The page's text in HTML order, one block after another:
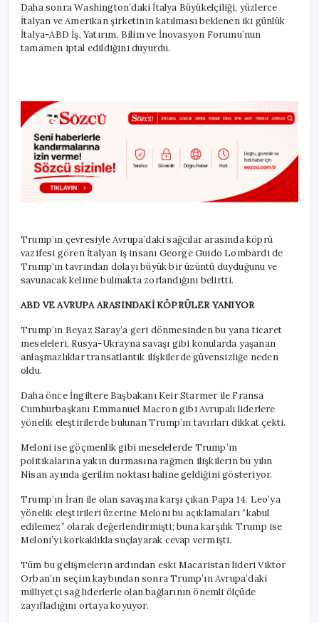
Daha sonra Washington’daki İtalya Büyükelçiliği, yüzlerce
İtalyan ve Amerikan şirketinin katılması beklenen iki günlük
İtalya-ABD İş, Yatırım, Bilim ve İnovasyon Forumu’nun
tamamen iptal edildiğini duyurdu.
Trump’ın çevresiyle Avrupa’daki sağcılar arasında köprü
vazifesi gören İtalyan iş insanı George Guido Lombardi de
Trump’ın tavrından dolayı büyük bir üzüntü duyduğunu ve
savunacak kelime bulmakta zorlandığını belirtti.
ABD VE AVRUPA ARASINDAKİ KÖPRÜLER YANIYOR
Trump’ın Beyaz Saray’a geri dönmesinden bu yana ticaret
meseleleri, Rusya-Ukrayna savaşı gibi konularda yaşanan
anlaşmazlıklar transatlantik ilişkilerde güvensizliğe neden
oldu.
Daha önce İngiltere Başbakanı Keir Starmer ile Fransa
Cumhurbaşkanı Emmanuel Macron gibi Avrupalı liderlere
yönelik eleştirilerde bulunan Trump’ın tavırları dikkat çekti.
Meloni ise göçmenlik gibi meselelerde Trump’ın
politikalarına yakın durmasına rağmen ilişkilerin bu yılın
Nisan ayında gerilim noktası haline geldiğini gösteriyor.
Trump’ın İran ile olan savaşına karşı çıkan Papa 14. Leo’ya
yönelik eleştirileri üzerine Meloni bu açıklamaları “kabul
edilemez” olarak değerlendirmişti; buna karşılık Trump ise
Meloni’yi korkaklıkla suçlayarak cevap vermişti.
Tüm bu gelişmelerin ardından eski Macaristan lideri Viktor
Orban’ın seçim kaybından sonra Trump’ın Avrupa’daki
milliyetçi sağ liderlerle olan bağlarının önemli ölçüde
zayıfladığını ortaya koyuyor.